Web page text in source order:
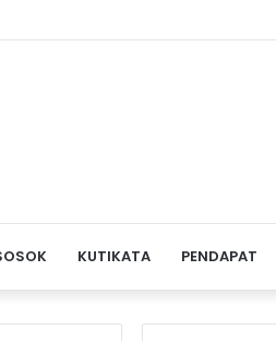
Tradisi, dan Harapan Wisata Budaya
KUTIKATA PENDAPAT